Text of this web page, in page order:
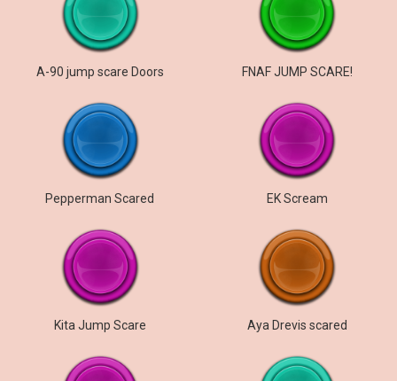
A-90 jump scare Doors FNAF JUMP SCARE!
Pepperman Scared EK Scream
Kita Jump Scare Aya Drevis scared